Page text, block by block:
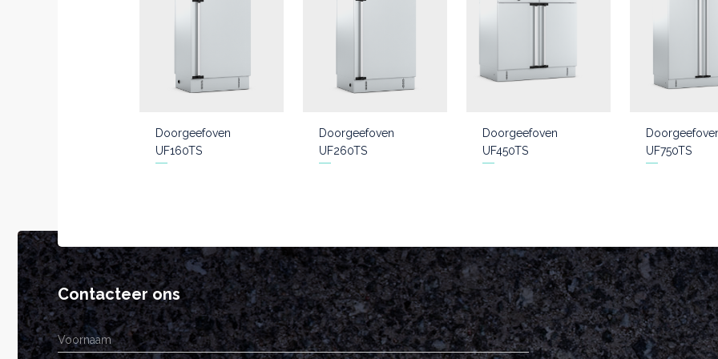
Doorgeefoven
UF160TS
Doorgeefoven
UF260TS
Doorgeefoven
UF450TS
UF750TS
Contacteer ons